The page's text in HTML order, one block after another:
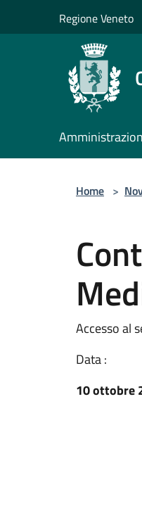
Regione Veneto
Home >
Accesso al
Data :
10 ottobre